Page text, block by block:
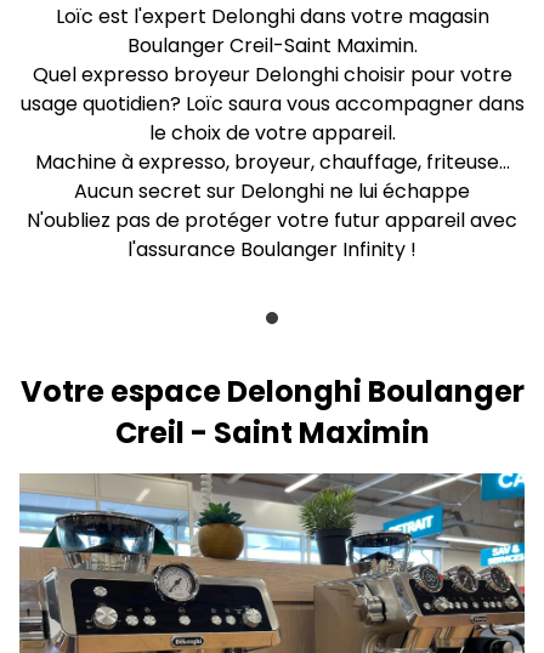
Loïc est l'expert Delonghi dans votre magasin
Boulanger Creil-Saint Maximin.
Quel expresso broyeur Delonghi choisir pour votre
usage quotidien? Loïc saura vous accompagner dans
le choix de votre appareil.
Machine à expresso, broyeur, chauffage, friteuse...
Aucun secret sur Delonghi ne lui échappe
N'oubliez pas de protéger votre futur appareil avec
l'assurance Boulanger Infinity !
Votre espace Delonghi Boulanger
Creil - Saint Maximin